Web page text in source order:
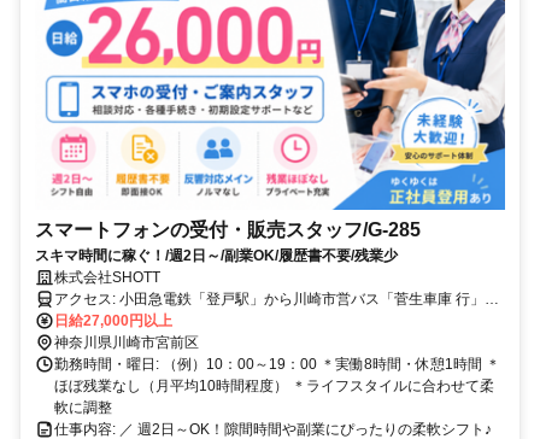
スマートフォンの受付・販売スタッフ/G-285
スキマ時間に稼ぐ！/週2日～/副業OK/履歴書不要/残業少
株式会社SHOTT
アクセス: 小田急電鉄「登戸駅」から川崎市営バス「菅生車庫 行」へ
乗車 > (15分) >「平」にて降車 > 徒歩2分
日給27,000円以上
神奈川県川崎市宮前区
勤務時間・曜日: （例）10：00～19：00 ＊実働8時間・休憩1時間 ＊
ほぼ残業なし（月平均10時間程度） ＊ライフスタイルに合わせて柔
軟に調整
仕事内容: ／ 週2日～OK！隙間時間や副業にぴったりの柔軟シフト♪